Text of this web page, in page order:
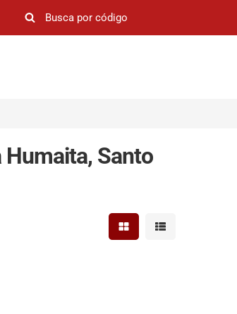
Santo
Mostrar resultados em
Mostrar